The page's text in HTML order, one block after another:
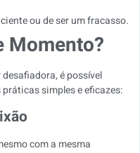
ou de ser um fracasso.
Momento?
é possível
simples e eficazes:
com a mesma